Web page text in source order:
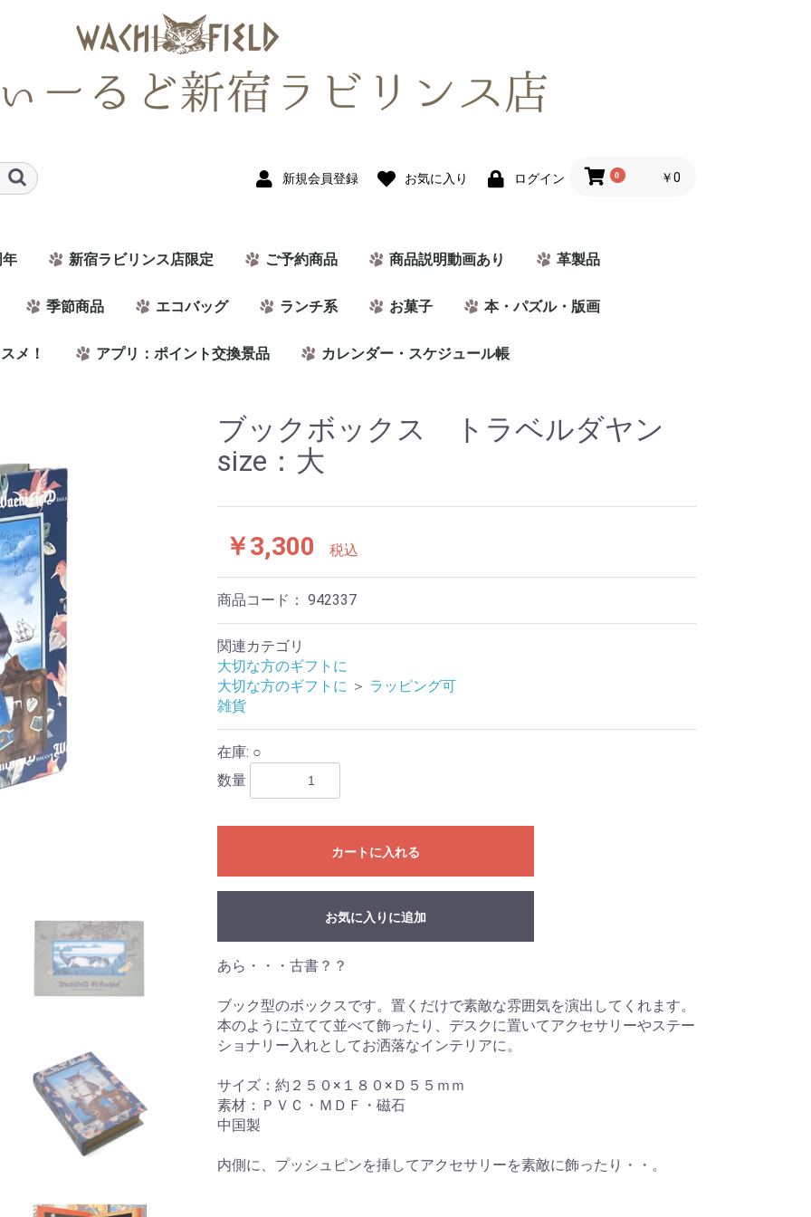
新規会員登録 お気に入り ログイン 0 ￥0
新宿ラビリンス店限定 ご予約商品 商品説明動画あり 革製品
季節商品 エコバッグ ランチ系 お菓子 本・パズル・版画
メ！ アプリ：ポイント交換景品 カレンダー・スケジュール帳
ブックボックス トラベルダヤン
size：大
￥3,300 税込
商品コード： 942337
関連カテゴリ
大切な方のギフトに
大切な方のギフトに ＞ ラッピング可
雑貨
在庫: ○
数量
カートに入れる
お気に入りに追加
あら・・・古書？？
ブック型のボックスです。置くだけで素敵な雰囲気を演出してくれます。
本のように立てて並べて飾ったり、デスクに置いてアクセサリーやステー
ショナリー入れとしてお洒落なインテリアに。
サイズ：約２５０×１８０×Ｄ５５ｍｍ
素材：ＰＶＣ・ＭＤＦ・磁石
中国製
内側に、プッシュピンを挿してアクセサリーを素敵に飾ったり・・。